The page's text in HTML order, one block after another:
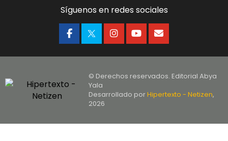
Síguenos en redes sociales
© Derechos reservados. Editorial Abya
Yala
Desarrollado porHipertexto - Netizen,
2026